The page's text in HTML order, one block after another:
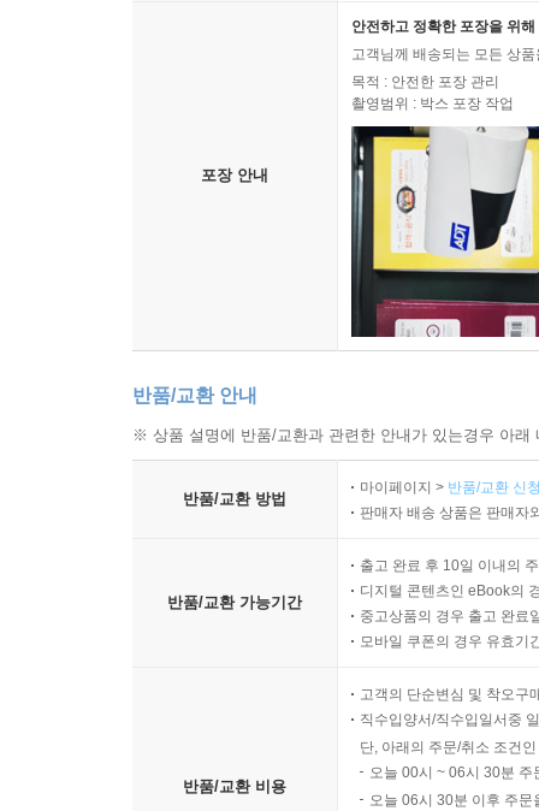
포장 안내
안전하고 정확한 포장을 위
고객님께 배송되는 모든 상
목적 : 안전한 포장 관리
촬영범위 : 박스 포장 작업
반품/교환 안내
※ 상품 설명에 반품/교환과 관련한 안내가 있는경우 아
반품/교환 방법
마이페이지 > 반품/교환 신
판매자 배송 상품은 판매자
반품/교환 가능기간
출고 완료 후 10일 이내의
디지털 콘텐츠인 eBook의
중고상품의 경우 출고 완료
모바일 쿠폰의 경우 유효기
반품/교환 비용
고객의 단순변심 및 착오구
직수입양서/직수입일서중
단, 아래의 주문/취소 조건
오늘 00시 ~ 06시 30분
오늘 06시 30분 이후 주